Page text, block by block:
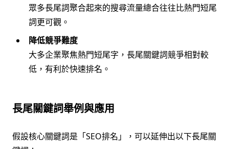
眾多長尾詞聚合起來的搜尋流量總合往往比熱門短尾
詞更可觀。
降低競爭難度
大多企業聚焦熱門短尾字，長尾關鍵詞競爭相對較
低，有利於快速排名。
長尾關鍵詞舉例與應用
假設核心關鍵詞是「SEO排名」，可以延伸出以下長尾關